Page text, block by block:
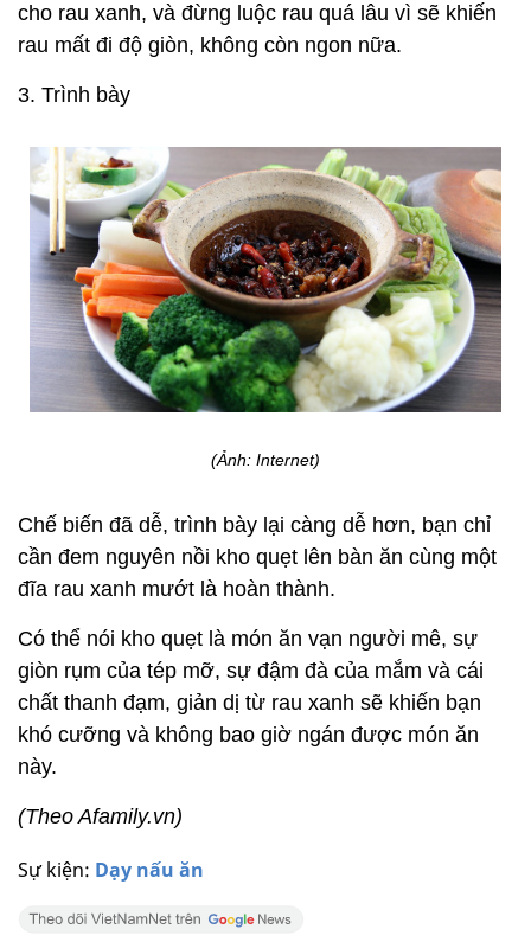
Sự kiện: Dạy nấu ăn
cho rau xanh, và đừng luộc rau quá lâu vì sẽ khiến
rau mất đi độ giòn, không còn ngon nữa.
3. Trình bày
(Ảnh: Internet)
Chế biến đã dễ, trình bày lại càng dễ hơn, bạn chỉ
cần đem nguyên nồi kho quẹt lên bàn ăn cùng một
đĩa rau xanh mướt là hoàn thành.
Có thể nói kho quẹt là món ăn vạn người mê, sự
giòn rụm của tép mỡ, sự đậm đà của mắm và cái
chất thanh đạm, giản dị từ rau xanh sẽ khiến bạn
khó cưỡng và không bao giờ ngán được món ăn
này.
(Theo Afamily.vn)